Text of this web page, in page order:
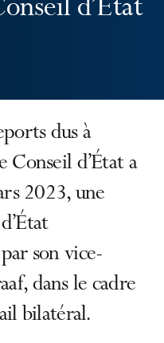
d’État
dus à
Conseil d’État a
2023, une
son vice-
dans le cadre
bilatéral.